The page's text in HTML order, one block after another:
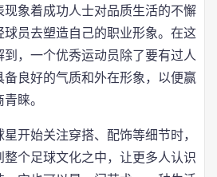
象着成功人士对品质生活的不懈
员去塑造自己的职业形象。在这
，一个优秀运动员除了要有过人
备良好的气质和外在形象，以便赢
睐。
开始关注穿搭、配饰等细节时，
个足球文化之中，让更多人认识